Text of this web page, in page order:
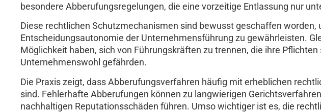
besondere Abberufungsregelungen, die eine vorzeitige Entlassung nur
Diese rechtlichen Schutzmechanismen sind bewusst geschaffen worden,
Entscheidungsautonomie der Unternehmensführung zu gewährleisten.
Möglichkeit haben, sich von Führungskräften zu trennen, die ihre
Unternehmenswohl gefährden.
Die Praxis zeigt, dass Abberufungsverfahren häufig mit erheblichen
sind. Fehlerhafte Abberufungen können zu langwierigen
nachhaltigen Reputationsschäden führen. Umso wichtiger ist es, die